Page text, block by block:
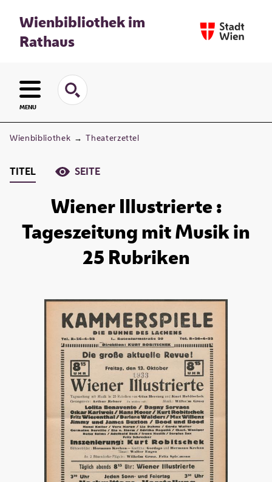
Wienbibliothek im
Rathaus
MENU
Wienbibliothek → Theaterzettel
TITEL SEITE
Wiener Illustrierte :
Tageszeitung mit Musik in
25 Rubriken